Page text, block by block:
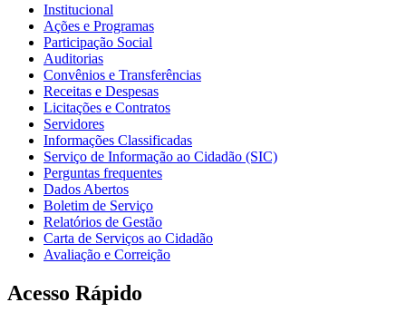
Institucional
Ações e Programas
Participação Social
Auditorias
Convênios e Transferências
Receitas e Despesas
Licitações e Contratos
Servidores
Informações Classificadas
Serviço de Informação ao Cidadão (SIC)
Perguntas frequentes
Dados Abertos
Boletim de Serviço
Relatórios de Gestão
Carta de Serviços ao Cidadão
Avaliação e Correição
Acesso Rápido